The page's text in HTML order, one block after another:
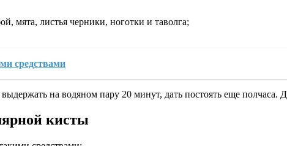
мята, листья черники, ноготки и таволга;
средствами
на водяном пару 20 минут, дать постоять еще
кисты